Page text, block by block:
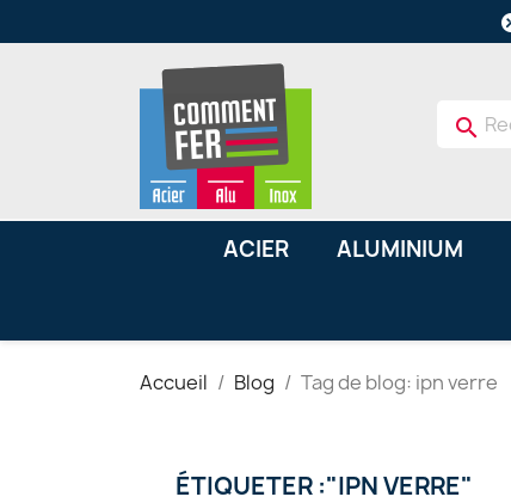
search
ACIER ALUMINIUM
Accueil Blog Tag de blog: ipn verre
ÉTIQUETER :"IPN VERRE"